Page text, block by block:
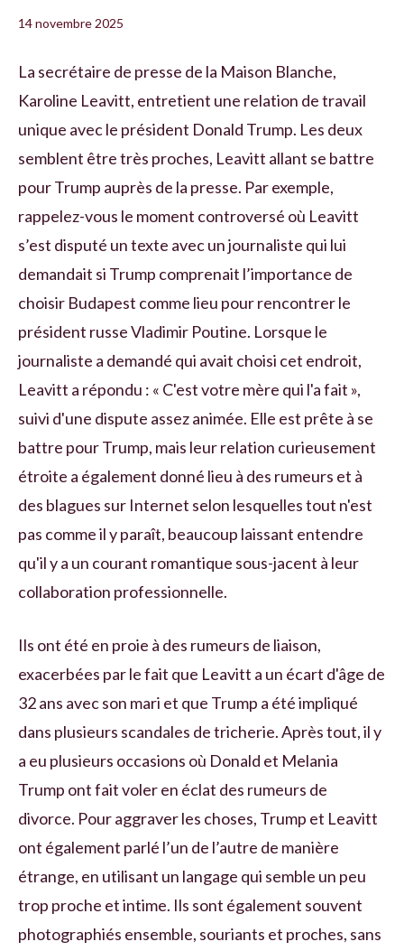
14 novembre 2025
La secrétaire de presse de la Maison Blanche,
Karoline Leavitt, entretient une relation de travail
unique avec le président Donald Trump. Les deux
semblent être très proches, Leavitt allant se battre
pour Trump auprès de la presse. Par exemple,
rappelez-vous le moment controversé où Leavitt
s’est disputé un texte avec un journaliste qui lui
demandait si Trump comprenait l’importance de
choisir Budapest comme lieu pour rencontrer le
président russe Vladimir Poutine. Lorsque le
journaliste a demandé qui avait choisi cet endroit,
Leavitt a répondu : « C'est votre mère qui l'a fait »,
suivi d'une dispute assez animée. Elle est prête à se
battre pour Trump, mais leur relation curieusement
étroite a également donné lieu à des rumeurs et à
des blagues sur Internet selon lesquelles tout n'est
pas comme il y paraît, beaucoup laissant entendre
qu'il y a un courant romantique sous-jacent à leur
collaboration professionnelle.
Ils ont été en proie à des rumeurs de liaison,
exacerbées par le fait que Leavitt a un écart d'âge de
32 ans avec son mari et que Trump a été impliqué
dans plusieurs scandales de tricherie. Après tout, il y
a eu plusieurs occasions où Donald et Melania
Trump ont fait voler en éclat des rumeurs de
divorce. Pour aggraver les choses, Trump et Leavitt
ont également parlé l’un de l’autre de manière
étrange, en utilisant un langage qui semble un peu
trop proche et intime. Ils sont également souvent
photographiés ensemble, souriants et proches, sans